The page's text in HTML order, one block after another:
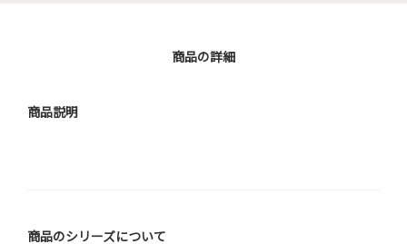
商品の詳細
商品説明
商品のシリーズについて